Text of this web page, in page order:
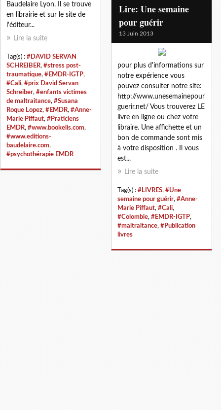
Baudelaire Lyon. Il se trouve
en librairie et sur le site de
l'éditeur...
Lire la suite
Tag(s) : #DAVID SERVAN
SCHREIBER, #stress post-
traumatique, #EMDR-IGTP,
#Cali, #prix David Servan
Schreiber, #enfants victimes
de maltraitance, #Susana
Roque Lopez, #EMDR, #Anne-
Marie Piffaut, #Praticiens
EMDR, #www.bookelis.com,
#www.editions-
baudelaire.com,
#psychothérapie EMDR
Lire: Une semaine
pour guérir
13 Juin 2013
pour plus d'informations sur
notre expérience vous
pouvez consulter notre site:
http://www.unesemainepour
guerir.net/ Vous trouverez LE
livre en ligne ou chez votre
libraire. Une affichette et un
bon de commande sont mis
à votre disposition . Il vous
est...
Lire la suite
Tag(s) : #LIVRES, #Une
semaine pour guérir, #Anne-
Marie Piffaut, #Cali,
#Colombie, #EMDR-IGTP,
#maltraitance, #Publication
livres